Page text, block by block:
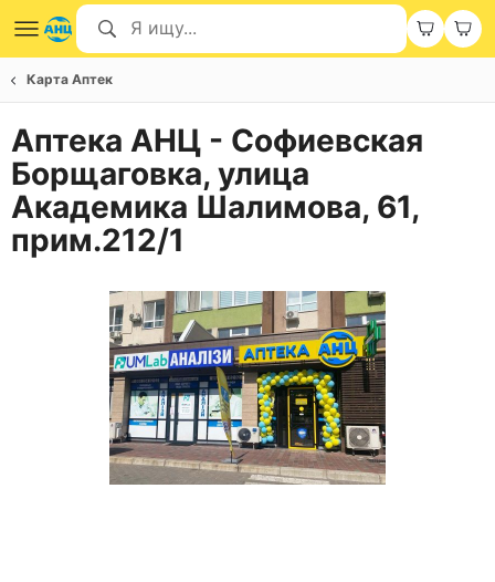
Карта Аптек
Аптека АНЦ - Софиевская
Борщаговка, улица
Академика Шалимова, 61,
прим.212/1